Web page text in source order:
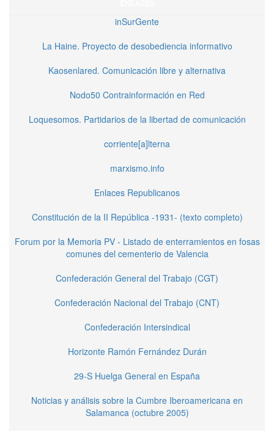
inSurGente
La Haine. Proyecto de desobediencia informativo
Kaosenlared. Comunicación libre y alternativa
Nodo50 Contrainformación en Red
Loquesomos. Partidarios de la libertad de comunicación
corriente[a]lterna
marxismo.info
Enlaces Republicanos
Constitución de la II República -1931- (texto completo)
Forum por la Memoria PV - Listado de enterramientos en fosas
comunes del cementerio de Valencia
Confederación General del Trabajo (CGT)
Confederación Nacional del Trabajo (CNT)
Confederación Intersindical
Horizonte Ramón Fernández Durán
29-S Huelga General en España
Noticias y análisis sobre la Cumbre Iberoamericana en
Salamanca (octubre 2005)